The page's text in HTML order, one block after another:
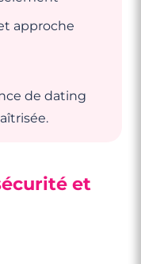
approche
de dating
et